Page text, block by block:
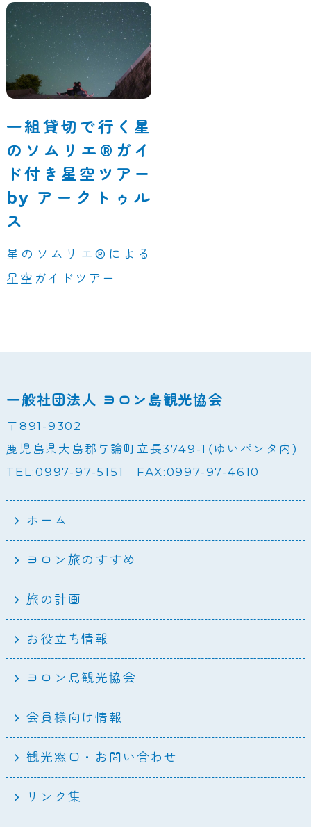
一組貸切で行く星
のソムリエ®ガイ
ド付き星空ツアー
by アークトゥル
ス
星のソムリエ®による
星空ガイドツアー
一般社団法人 ヨロン島観光協会
〒891-9302
鹿児島県大島郡与論町立長3749-1（ゆいパンタ内）
TEL:0997-97-5151 FAX:0997-97-4610
ホーム
ヨロン旅のすすめ
旅の計画
お役立ち情報
ヨロン島観光協会
会員様向け情報
観光窓口・お問い合わせ
リンク集